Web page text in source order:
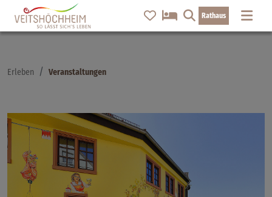
Rathaus
Erleben Veranstaltungen